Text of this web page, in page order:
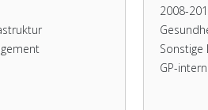
2008-
Sonstige
GP-